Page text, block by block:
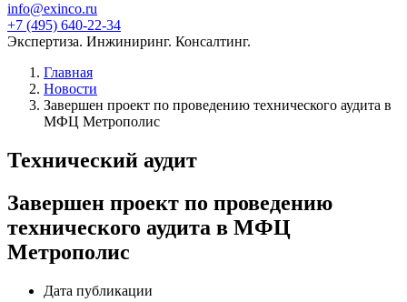
info@exinco.ru
+7 (495) 640-22-34
Экспертиза. Инжиниринг. Консалтинг.
Главная
Новости
Завершен проект по проведению технического аудита в
МФЦ Метрополис
Технический аудит
Завершен проект по проведению
технического аудита в МФЦ
Метрополис
Дата публикации